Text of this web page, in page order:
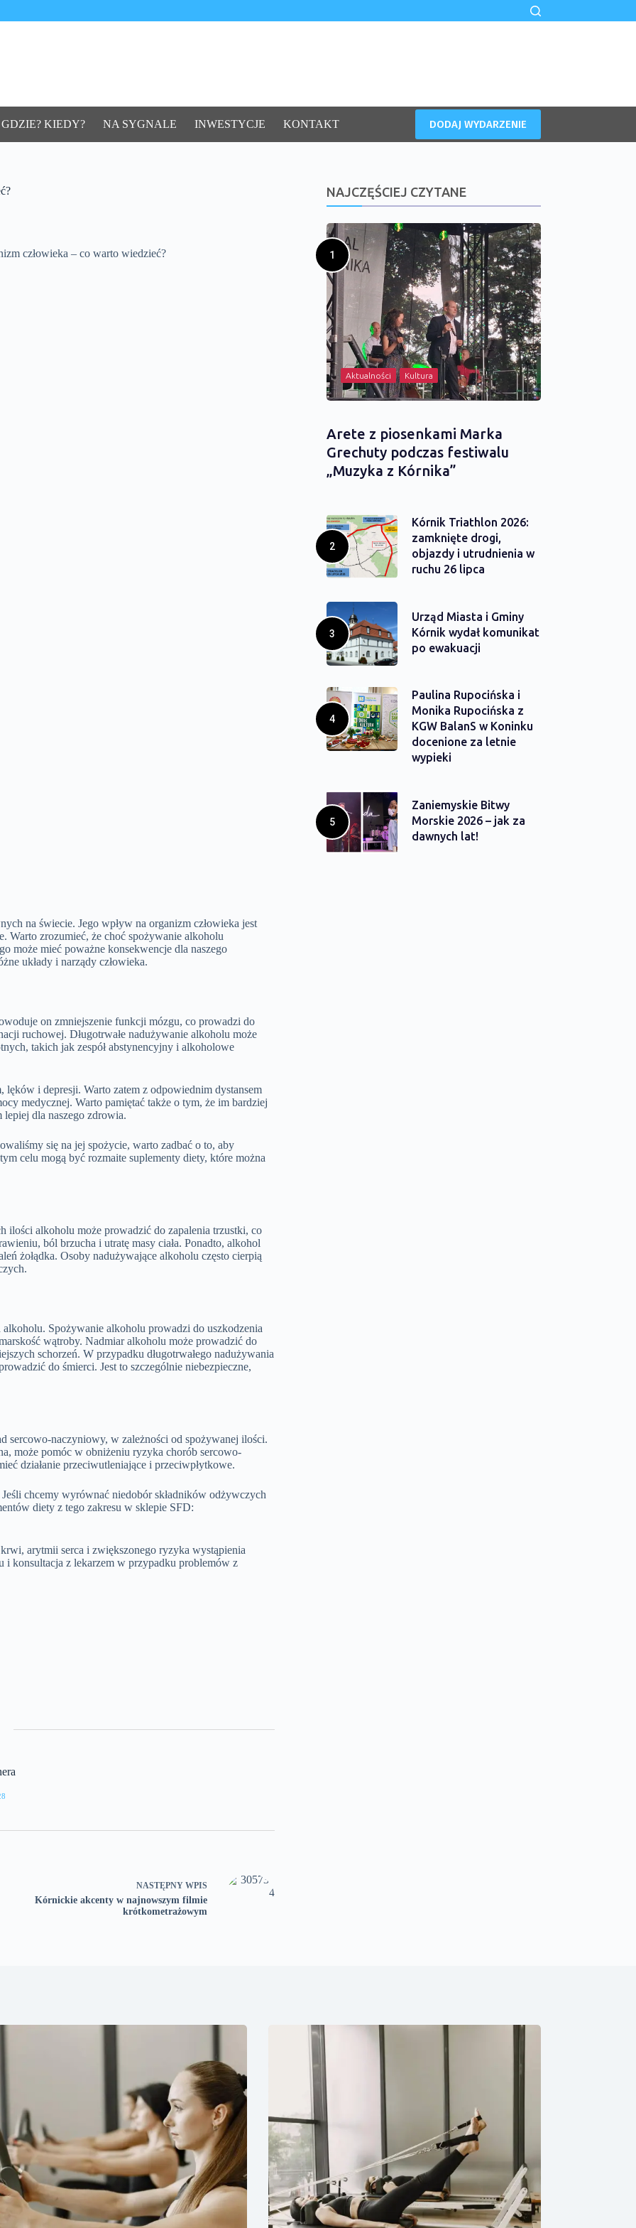
GDZIE? KIEDY? NA SYGNALE INWESTYCJE KONTAKT DODAJ WYDARZENIE
człowieka – co warto wiedzieć?
na świecie. Jego wpływ na organizm człowieka jest
Warto zrozumieć, że choć spożywanie alkoholu
może mieć poważne konsekwencje dla naszego
układy i narządy człowieka.
on zmniejszenie funkcji mózgu, co prowadzi do
ruchowej. Długotrwałe nadużywanie alkoholu może
takich jak zespół abstynencyjny i alkoholowe
i depresji. Warto zatem z odpowiednim dystansem
medycznej. Warto pamiętać także o tym, że im bardziej
dla naszego zdrowia.
się na jej spożycie, warto zadbać o to, aby
celu mogą być rozmaite suplementy diety, które można
ilości alkoholu może prowadzić do zapalenia trzustki, co
ból brzucha i utratę masy ciała. Ponadto, alkohol
żołądka. Osoby nadużywające alkoholu często cierpią
Spożywanie alkoholu prowadzi do uszkodzenia
wątroby. Nadmiar alkoholu może prowadzić do
schorzeń. W przypadku długotrwałego nadużywania
do śmierci. Jest to szczególnie niebezpieczne,
sercowo-naczyniowy, w zależności od spożywanej ilości.
może pomóc w obniżeniu ryzyka chorób sercowo-
działanie przeciwutleniające i przeciwpłytkowe.
chcemy wyrównać niedobór składników odżywczych
diety z tego zakresu w sklepie SFD:
arytmii serca i zwiększonego ryzyka wystąpienia
i konsultacja z lekarzem w przypadku problemów z
NASTĘPNY WPIS
Kórnickie akcenty w najnowszym filmie
krótkometrażowym
NAJCZĘŚCIEJ CZYTANE
Aktualności Kultura
Arete z piosenkami Marka
Grechuty podczas festiwalu
„Muzyka z Kórnika”
Kórnik Triathlon 2026:
zamknięte drogi,
objazdy i utrudnienia w
ruchu 26 lipca
Urząd Miasta i Gminy
Kórnik wydał komunikat
po ewakuacji
Paulina Rupocińska i
Monika Rupocińska z
KGW BalanS w Koninku
docenione za letnie
wypieki
Zaniemyskie Bitwy
Morskie 2026 – jak za
dawnych lat!